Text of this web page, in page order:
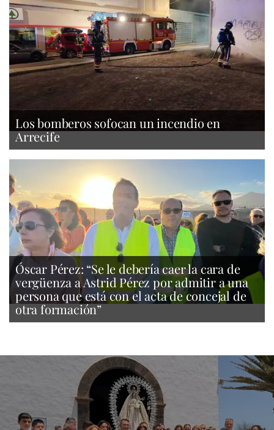
Los bomberos sofocan un incendio en
Arrecife
Óscar Pérez: “Se le debería caer la cara de
vergüenza a Astrid Pérez por admitir a una
persona que está con el acta de concejal de
otra formación”